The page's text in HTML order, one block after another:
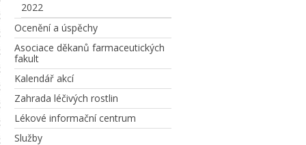
2022
Ocenění a úspěchy
Asociace děkanů farmaceutických
fakult
Kalendář akcí
Zahrada léčivých rostlin
Lékové informační centrum
Služby